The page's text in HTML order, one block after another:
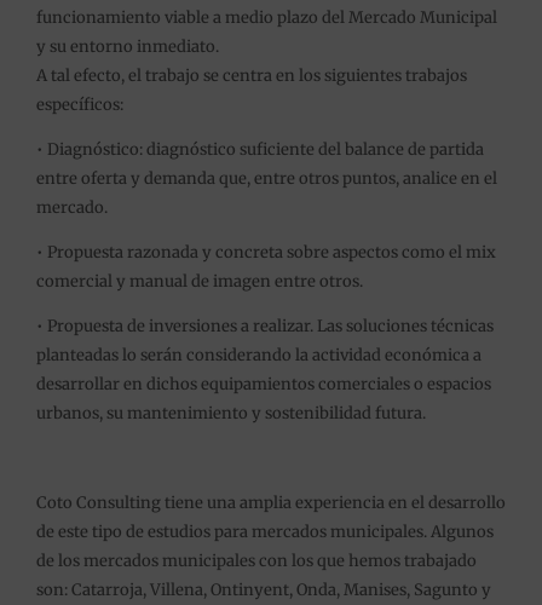
funcionamiento viable a medio plazo del Mercado Municipal
y su entorno inmediato.
A tal efecto, el trabajo se centra en los siguientes trabajos
específicos:
• Diagnóstico: diagnóstico suficiente del balance de partida
entre oferta y demanda que, entre otros puntos, analice en el
mercado.
• Propuesta razonada y concreta sobre aspectos como el mix
comercial y manual de imagen entre otros.
• Propuesta de inversiones a realizar. Las soluciones técnicas
planteadas lo serán considerando la actividad económica a
desarrollar en dichos equipamientos comerciales o espacios
urbanos, su mantenimiento y sostenibilidad futura.
Coto Consulting tiene una amplia experiencia en el desarrollo
de este tipo de estudios para mercados municipales. Algunos
de los mercados municipales con los que hemos trabajado
son: Catarroja, Villena, Ontinyent, Onda, Manises, Sagunto y